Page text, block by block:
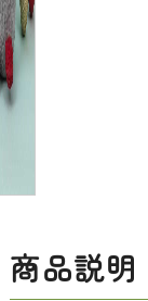
商品説明